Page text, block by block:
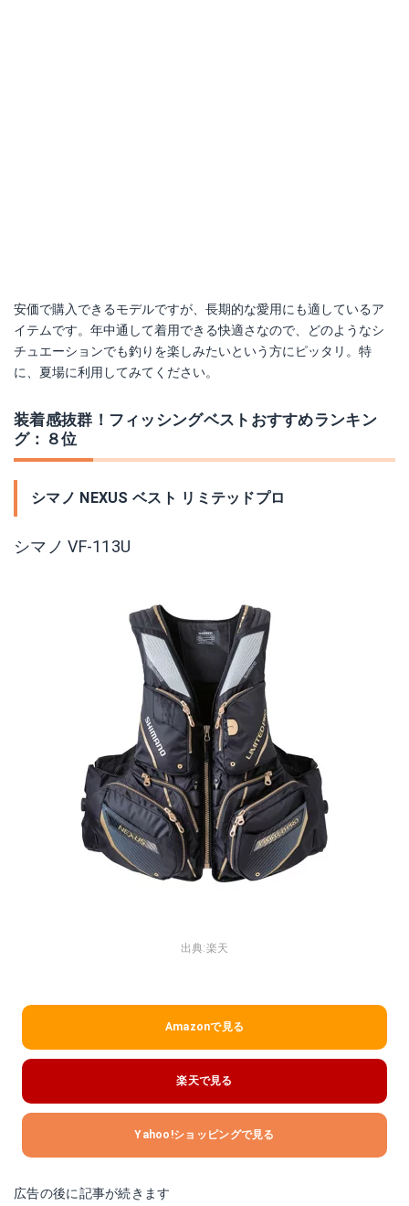
安価で購入できるモデルですが、長期的な愛用にも適しているア
イテムです。年中通して着用できる快適さなので、どのようなシ
チュエーションでも釣りを楽しみたいという方にピッタリ。特
に、夏場に利用してみてください。
装着感抜群！フィッシングベストおすすめランキン
グ：８位
シマノ NEXUS ベスト リミテッドプロ
シマノ VF-113U
出典:楽天
Amazonで見る
楽天で見る
Yahoo!ショッピングで見る
広告の後に記事が続きます